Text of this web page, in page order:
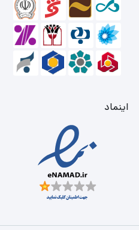
اینماد